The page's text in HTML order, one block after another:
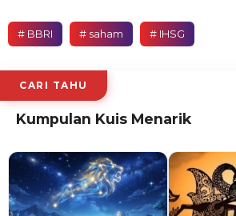
# BBRI # saham # IHSG
CARI TAHU
Kumpulan Kuis Menarik